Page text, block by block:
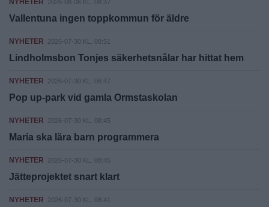
2026-08-06 KL. 08:37
Vallentuna ingen toppkommun för äldre
NYHETER 2026-07-30 KL. 08:51
Lindholmsbon Tonjes säkerhetsnålar har hittat hem
NYHETER 2026-07-30 KL. 08:47
Pop up-park vid gamla Ormstaskolan
NYHETER 2026-07-30 KL. 08:45
Maria ska lära barn programmera
NYHETER 2026-07-30 KL. 08:45
Jätteprojektet snart klart
NYHETER 2026-07-30 KL. 08:41